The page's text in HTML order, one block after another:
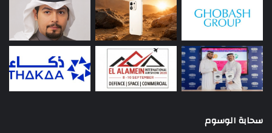
سحابة الوسوم